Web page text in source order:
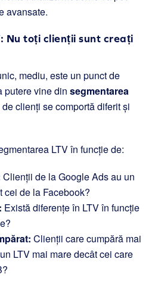
avansate.
Nu toți clienții sunt creați
mediu, este un punct de
putere vine din segmentarea
clienți se comportă diferit și
LTV în funcție de:
Clienții de la Google Ads au un
cei de la Facebook?
Există diferențe în LTV în funcție
Clienții care cumpără mai
LTV mai mare decât cei care